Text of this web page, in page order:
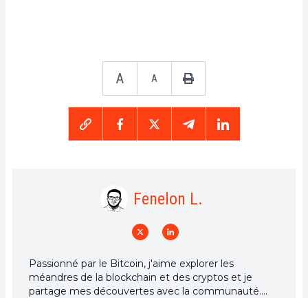
A A
Fenelon L.
Passionné par le Bitcoin, j'aime explorer les
méandres de la blockchain et des cryptos et je
partage mes découvertes avec la communauté.